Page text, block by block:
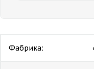
Фабрика: